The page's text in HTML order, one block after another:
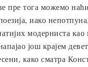
пре тога можемо
иако
модерниста као
још крајем
како сматра